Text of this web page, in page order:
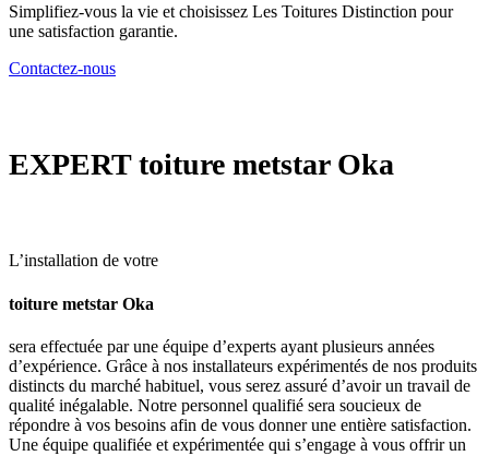
Simplifiez-vous la vie et choisissez Les Toitures Distinction pour
une satisfaction garantie.
Contactez-nous
EXPERTtoiture metstar Oka
L’installation de votre
toiture metstar Oka
sera effectuée par une équipe d’experts ayant plusieurs années
d’expérience. Grâce à nos installateurs expérimentés de nos produits
distincts du marché habituel, vous serez assuré d’avoir un travail de
qualité inégalable. Notre personnel qualifié sera soucieux de
répondre à vos besoins afin de vous donner une entière satisfaction.
Une équipe qualifiée et expérimentée qui s’engage à vous offrir un